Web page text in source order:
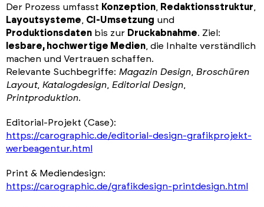
Der Prozess umfasst Konzeption Redaktionsstruktur
Layoutsysteme
CI-Umsetzung und
Produktionsdaten bis zur Druckabnahme. Ziel:
lesbare, hochwertige Medien , die Inhalte verständlich
machen und Vertrauen schaffen.
Relevante Suchbegriffe: Magazin Design Broschüren
Layout, Katalogdesign Editorial Design
Printproduktion.
Editorial-Projekt (Case):
https://carographic.de/editorial-design-grafikprojekt-
werbeagentur.html
Print & Mediendesign:
https://carographic.de/grafikdesign-printdesign.html